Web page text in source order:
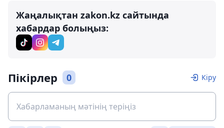
Жаңалықтан zakon.kz сайтында
хабардар болыңыз:
Пікірлер 0 Кіру